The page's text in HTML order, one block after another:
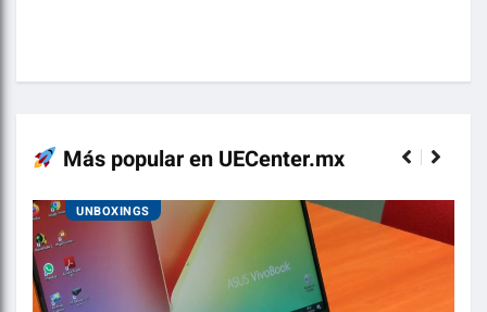
Más popular en UECenter.mx
UNBOXINGS